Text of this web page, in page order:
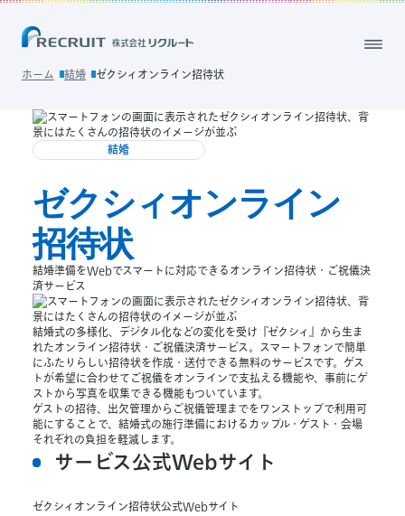
ホーム 結婚 ゼクシィオンライン招待状
結婚
ゼクシィオンライン
招待状
結婚準備をWebでスマートに対応できるオンライン招待状・ご祝儀決
済サービス​
結婚式の多様化、デジタル化などの変化を受け『ゼクシィ』から生ま
れたオンライン招待状・ご祝儀決済サービス。スマートフォンで簡単
にふたりらしい招待状を作成・送付できる無料のサービスです。ゲス
トが希望に合わせてご祝儀をオンラインで支払える機能や、事前にゲ
ストから写真を収集できる機能もついています。
ゲストの招待、出欠管理からご祝儀管理までをワンストップで利用可
能にすることで、結婚式の施行準備におけるカップル・ゲスト・会場
それぞれの負担を軽減します。
サービス公式Webサイト
ゼクシィオンライン招待状公式Webサイト